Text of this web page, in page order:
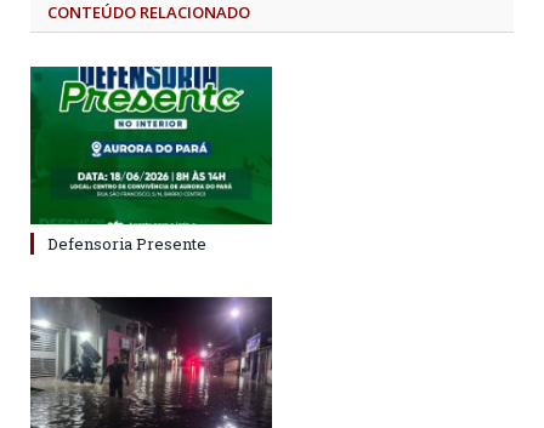
CONTEÚDO RELACIONADO
Defensoria Presente